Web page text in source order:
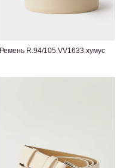
Ремень R.94/105.VV1633.хумус